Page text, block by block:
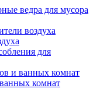
ведра для мусора
воздуха
для
и ванных комнат
комнат